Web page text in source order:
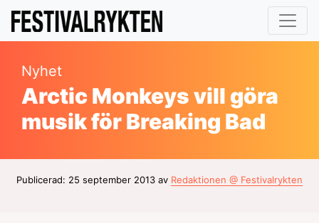
Nyhet
Arctic Monkeys vill göra
musik för Breaking Bad
Publicerad: 25 september 2013 av Redaktionen @ Festivalrykten